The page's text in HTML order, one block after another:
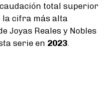
total superior
la cifra más alta
Joyas Reales y Nobles
serie en 2023